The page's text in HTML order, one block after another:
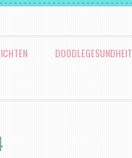
DOODLEGESUNDHEIT